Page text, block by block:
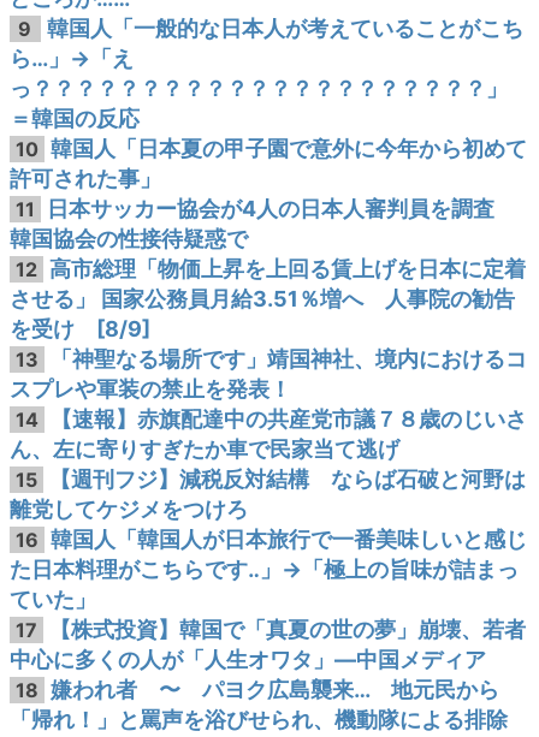
9
韓国人「一般的な日本人が考えていることがこち
ら…」→「え
っ？？？？？？？？？？？？？？？？？？？？？」
＝韓国の反応
10 韓国人「日本夏の甲子園で意外に今年から初めて
許可された事」
11
日本サッカー協会が4人の日本人審判員を調査
韓国協会の性接待疑惑で
12 高市総理「物価上昇を上回る賃上げを日本に定着
させる」 国家公務員月給3.51％増へ 人事院の勧告
を受け [8/9]
13
「神聖なる場所です」靖国神社、境内におけるコ
スプレや軍装の禁止を発表！
14
【速報】赤旗配達中の共産党市議７８歳のじいさ
ん、左に寄りすぎたか車で民家当て逃げ
15
【週刊フジ】減税反対結構 ならば石破と河野は
離党してケジメをつけろ
16 韓国人「韓国人が日本旅行で一番美味しいと感じ
た日本料理がこちらです‥」→「極上の旨味が詰まっ
ていた」
17
【株式投資】韓国で「真夏の世の夢」崩壊、若者
中心に多くの人が「人生オワタ」―中国メディア
18 嫌われ者 〜 パヨク広島襲来… 地元民から
「帰れ！」と罵声を浴びせられ、機動隊による排除